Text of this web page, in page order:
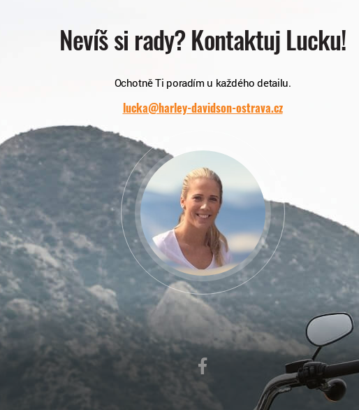
Nevíš si rady? Kontaktuj Lucku!
Ochotně Ti poradím u každého detailu.
lucka@harley-davidson-ostrava.cz